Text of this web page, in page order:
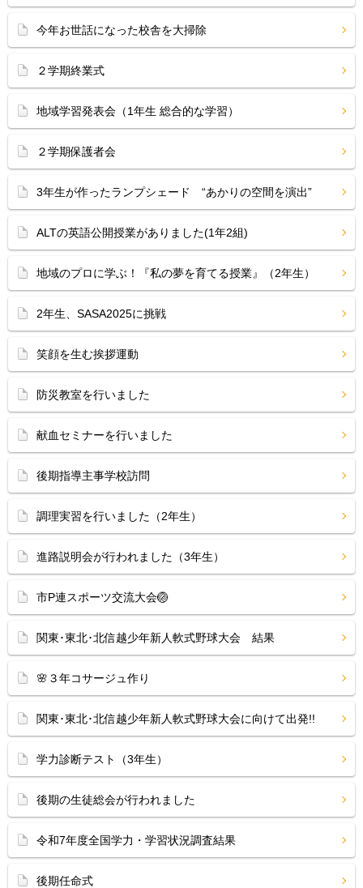
今年お世話になった校舎を大掃除
２学期終業式
地域学習発表会（1年生 総合的な学習）
２学期保護者会
3年生が作ったランプシェード “あかりの空間を演出”
ALTの英語公開授業がありました(1年2組)
地域のプロに学ぶ！『私の夢を育てる授業』（2年生）
2年生、SASA2025に挑戦
笑顔を生む挨拶運動
防災教室を行いました
献血セミナーを行いました
後期指導主事学校訪問
調理実習を行いました（2年生）
進路説明会が行われました（3年生）
市P連スポーツ交流大会🏐
関東･東北･北信越少年新人軟式野球大会 結果
🌸３年コサージュ作り
関東･東北･北信越少年新人軟式野球大会に向けて出発!!
学力診断テスト（3年生）
後期の生徒総会が行われました
令和7年度全国学力・学習状況調査結果
後期任命式